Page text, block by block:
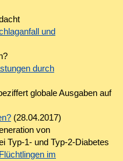
und
durch
globale Ausgaben auf
(28.04.2017)
von
Typ-1- und Typ-2-Diabetes
im